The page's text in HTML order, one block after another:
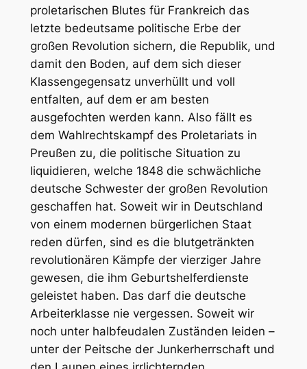
proletarischen Blutes für Frankreich das
letzte bedeutsame politische Erbe der
großen Revolution sichern, die Republik, und
damit den Boden, auf dem sich dieser
Klassengegensatz unverhüllt und voll
entfalten, auf dem er am besten
ausgefochten werden kann. Also fällt es
dem Wahlrechtskampf des Proletariats in
Preußen zu, die politische Situation zu
liquidieren, welche 1848 die schwächliche
deutsche Schwester der großen Revolution
geschaffen hat. Soweit wir in Deutschland
von einem modernen bürgerlichen Staat
reden dürfen, sind es die blutgetränkten
revolutionären Kämpfe der vierziger Jahre
gewesen, die ihm Geburtshelferdienste
geleistet haben. Das darf die deutsche
Arbeiterklasse nie vergessen. Soweit wir
noch unter halbfeudalen Zuständen leiden –
unter der Peitsche der Junkerherrschaft und